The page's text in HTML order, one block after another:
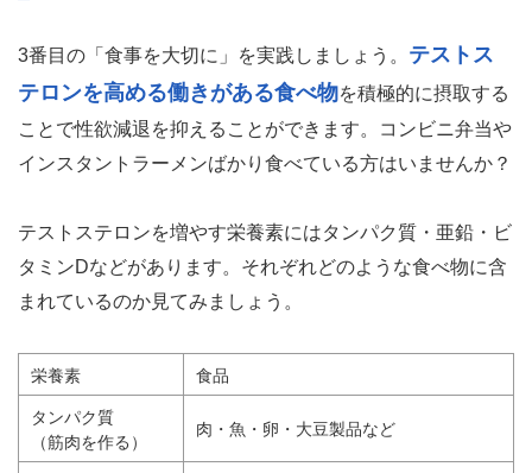
3番目の「食事を大切に」を実践しましょう。 テストス
テロンを高める働きがある食べ物を積極的に摂取する
ことで性欲減退を抑えることができます。コンビニ弁当や
インスタントラーメンばかり食べている方はいませんか？
テストステロンを増やす栄養素にはタンパク質・亜鉛・ビ
タミンDなどがあります。それぞれどのような食べ物に含
まれているのか見てみましょう。
栄養素 食品
タンパク質
（筋肉を作る）
肉・魚・卵・大豆製品など